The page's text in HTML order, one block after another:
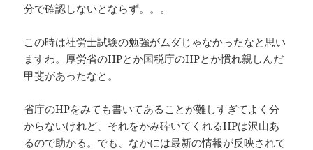
分で確認しないとならず。。。
この時は社労士試験の勉強がムダじゃなかったなと思い
ますわ。厚労省のHPとか国税庁のHPとか慣れ親しんだ
甲斐があったなと。
省庁のHPをみても書いてあることが難しすぎてよく分
からないけれど、それをかみ砕いてくれるHPは沢山あ
るので助かる。でも、なかには最新の情報が反映されて